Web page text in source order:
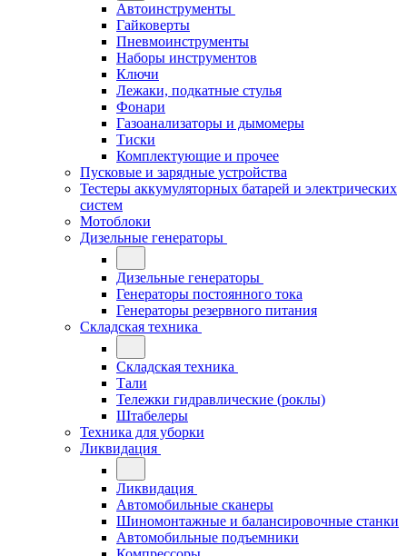
Автоинструменты
Гайковерты
Пневмоинструменты
Наборы инструментов
Ключи
Лежаки, подкатные стулья
Фонари
Газоанализаторы и дымомеры
Тиски
Комплектующие и прочее
Пусковые и зарядные устройства
Тестеры аккумуляторных батарей и электрических
систем
Мотоблоки
Дизельные генераторы
Дизельные генераторы
Генераторы постоянного тока
Генераторы резервного питания
Складская техника
Складская техника
Тали
Тележки гидравлические (роклы)
Штабелеры
Техника для уборки
Ликвидация
Ликвидация
Автомобильные сканеры
Шиномонтажные и балансировочные станки
Автомобильные подъемники